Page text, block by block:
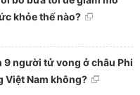
khỏe thế nào?
người tử vong ở châu Phi
Việt Nam không?